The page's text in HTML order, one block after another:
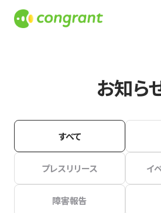
お知ら
すべて
プレスリリース イ
障害報告